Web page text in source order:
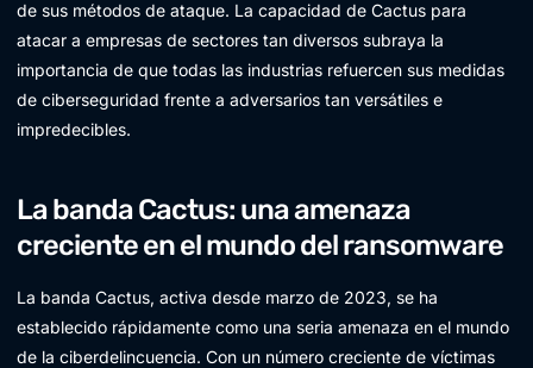
de sus métodos de ataque. La capacidad de Cactus para
atacar a empresas de sectores tan diversos subraya la
importancia de que todas las industrias refuercen sus medidas
de ciberseguridad frente a adversarios tan versátiles e
impredecibles.
La banda Cactus: una amenaza
creciente en el mundo del ransomware
La banda Cactus, activa desde marzo de 2023, se ha
establecido rápidamente como una seria amenaza en el mundo
de la ciberdelincuencia. Con un número creciente de víctimas